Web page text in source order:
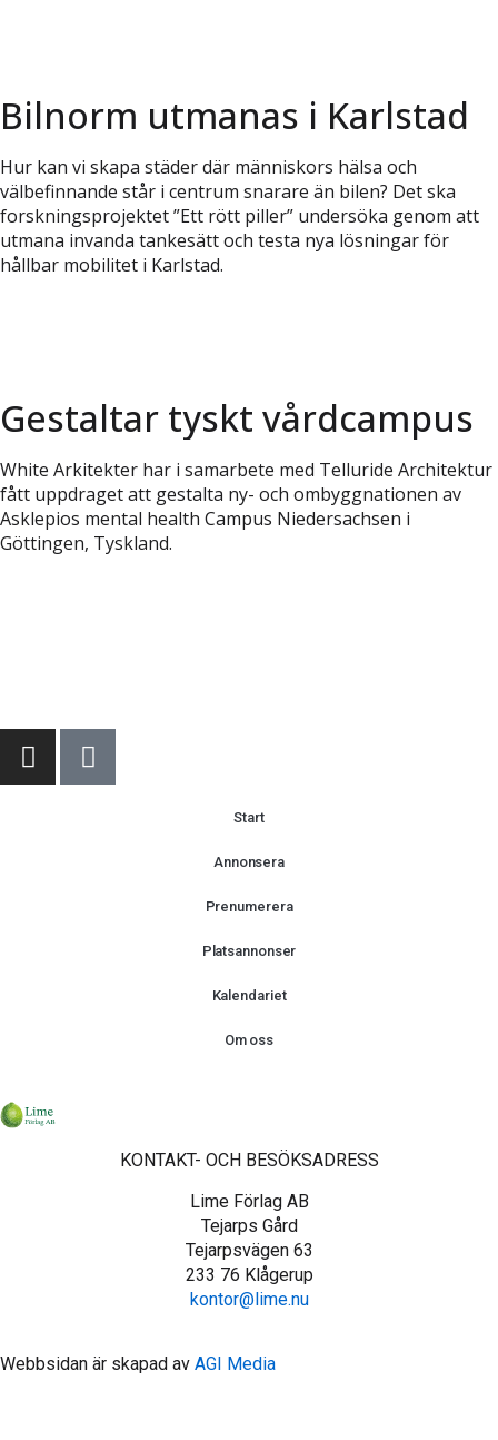
Bilnorm utmanas i Karlstad
Hur kan vi skapa städer där människors hälsa och
välbefinnande står i centrum snarare än bilen? Det ska
forskningsprojektet ”Ett rött piller” undersöka genom att
utmana invanda tankesätt och testa nya lösningar för
hållbar mobilitet i Karlstad.
Gestaltar tyskt vårdcampus
White Arkitekter har i samarbete med Telluride Architektur
fått uppdraget att gestalta ny- och ombyggnationen av
Asklepios mental health Campus Niedersachsen i
Göttingen, Tyskland.
Start
Annonsera
Prenumerera
Platsannonser
Kalendariet
Om oss
KONTAKT- OCH BESÖKSADRESS
Lime Förlag AB
Tejarps Gård
Tejarpsvägen 63
233 76 Klågerup
kontor@lime.nu
Webbsidan är skapad av AGI Media